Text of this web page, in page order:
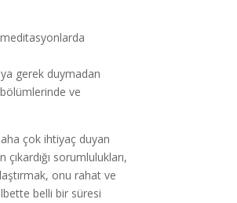
gerek duymadan
bölümlerinde ve
çok ihtiyaç duyan
sorumlulukları,
onu rahat ve
belli bir süresi